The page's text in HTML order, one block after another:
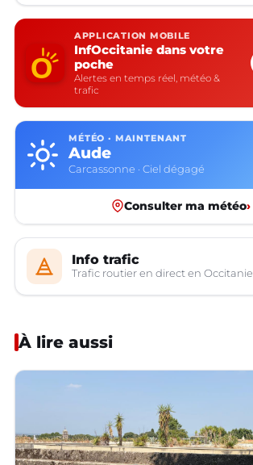
APPLICATION MOBILE
InfOccitanie dans votre
poche
Alertes en temps réel, météo &
trafic
MÉTÉO · MAINTENANT
Aude
Carcassonne · Ciel dégagé
Consulter ma météo›
Info trafic
Trafic routier en direct en Occitanie
À lire aussi